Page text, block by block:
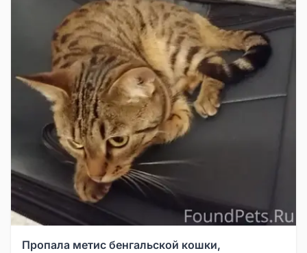
Пропала метис бенгальской кошки,